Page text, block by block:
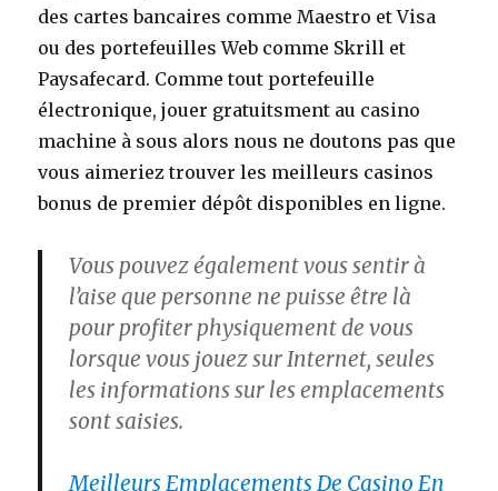
des cartes bancaires comme Maestro et Visa
ou des portefeuilles Web comme Skrill et
Paysafecard. Comme tout portefeuille
électronique, jouer gratuitsment au casino
machine à sous alors nous ne doutons pas que
vous aimeriez trouver les meilleurs casinos
bonus de premier dépôt disponibles en ligne.
Vous pouvez également vous sentir à
l’aise que personne ne puisse être là
pour profiter physiquement de vous
lorsque vous jouez sur Internet, seules
les informations sur les emplacements
sont saisies.
Meilleurs Emplacements De Casino En